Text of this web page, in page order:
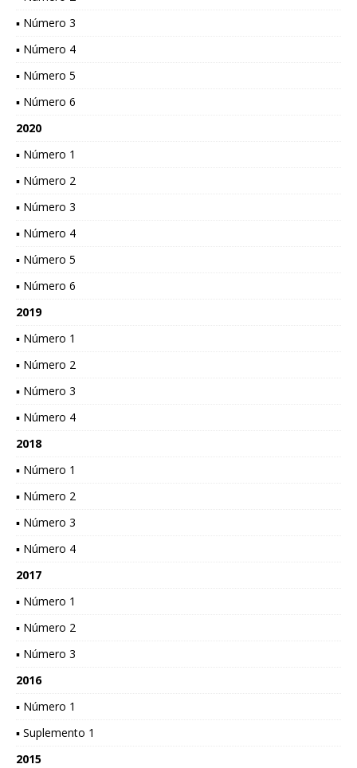
▪ Número 3
▪ Número 4
▪ Número 5
▪ Número 6
2020
▪ Número 1
▪ Número 2
▪ Número 3
▪ Número 4
▪ Número 5
▪ Número 6
2019
▪ Número 1
▪ Número 2
▪ Número 3
▪ Número 4
2018
▪ Número 1
▪ Número 2
▪ Número 3
▪ Número 4
2017
▪ Número 1
▪ Número 2
▪ Número 3
2016
▪ Número 1
▪ Suplemento 1
2015